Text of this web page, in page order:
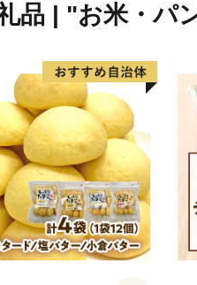
品 | "お米・パ